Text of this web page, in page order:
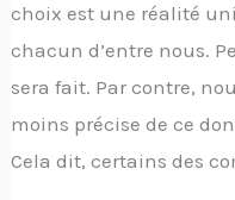
choix est une réalité
chacun d’entre nous.
sera fait. Par contre,
moins précise de ce
Cela dit, certains des